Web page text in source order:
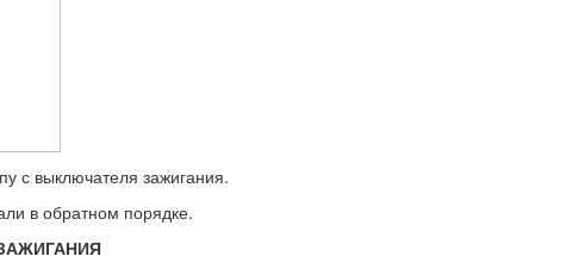
с выключателя зажигания.
в обратном порядке.